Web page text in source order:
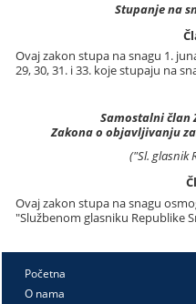
Stupanje na
Ovaj zakon stupa na snagu 1.
29, 30, 31. i 33. koje stupaju na
Samostalni član
Zakona o objavljivanju
("Sl. glasnik
Ovaj zakon stupa na snagu
"Službenom glasniku Republike
Početna
O nama